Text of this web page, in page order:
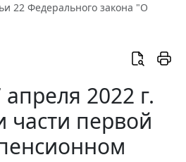
22 Федерального закона "О
2022 г.
части первой